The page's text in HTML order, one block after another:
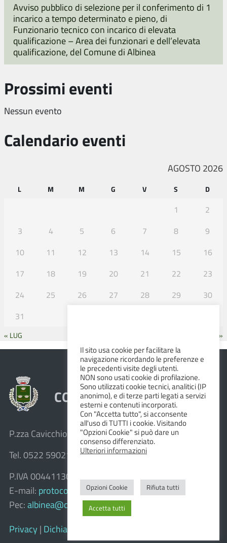
Avviso pubblico di selezione per il conferimento di 1
incarico a tempo determinato e pieno, di
Funzionario tecnico con incarico di elevata
qualificazione – Area dei funzionari e dell’elevata
qualificazione, del Comune di Albinea
Prossimi eventi
Nessun evento
Calendario eventi
AGOSTO 2026
L M M G V S D
1
2
3
4 5 6 7 8
9
10
11 12 13 14 15
16
17
18 19 20 21 22
23
24
25 26 27 28 29
30
31
« LUG SET »
COMUNE DI ALBINEA
P.zza Cavicchioni, 8 – 42020 Albinea (R.E.)
Tel. 0522 590211 – Fax 0522 590236
P.IVA 00441130358
E-mail: protocollo@comune.albinea.re.it
Pec: albinea@cert.provincia.re.it
Privacy | Dichiarazione di accessibilità e feedback
Il sito usa cookie per facilitare la
navigazione ricordando le preferenze e
le precedenti visite degli utenti.
NON sono usati cookie di profilazione.
Sono utilizzati cookie tecnici, analitici (IP
anonimo), e di terze parti legati a servizi
esterni e contenuti incorporati.
Con "Accetta tutto", si acconsente
all'uso di TUTTI i cookie. Visitando
"Opzioni Cookie" si può dare un
consenso differenziato.
Ulteriori informazioni
Opzioni Cookie Rifiuta tutti
Accetta tutti